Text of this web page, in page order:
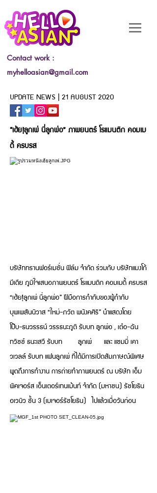
Contact work :
myhelloasian@gmail.com
UPDATE NEWS | 21 AUGUST 2020
“เฮ้ย!ลูกเพ่ นี่ลูกพ่อ” ภาพยนตร์ โรแมนติก คอมเม
ดี้ ครบรส
บริษัททรานฟอร์เมชั่น ฟิล์ม จำกัด ร่วมกับ บริษัทแมงโก้
มีเดีย ภูมิใจเสนอภาพยนตร์ โรแมนติก คอมเมดี้ ครบรส
“เฮ้ย!ลูกเพ่ นี่ลูกพ่อ” ฝีมือการกำกับของผู้กำกับ
บุพเพสันนิวาส “ใหม่-ภวัต พนังคศิริ” นำแสดงโดย
โป๊บ-ธนวรรธน์ วรรธนะภูติ รับบท ลูกพ่อ , เต๋อ-ฉัน
ทวิชช์ ธนะเสวี รับบท ลูกเพ่ และ แซมมี่ เคา
วเวลล์ รับบท แฟนลูกเพ่ ที่ได้มีการเปิดสัมภาษณ์พิเศษ
พูดถึงการทำงาน การถ่ายทำภาพยนตร์ ณ บริษัท เอ็ม
พิคเจอร์ส เอ็นเตอร์เทนเม้นท์ จำกัด (มหาชน) รัชโยธิน
อเวนิว ชั้น 3 (เมเจอร์รัชโยธิน) ไปแล้วเมื่อวันก่อน